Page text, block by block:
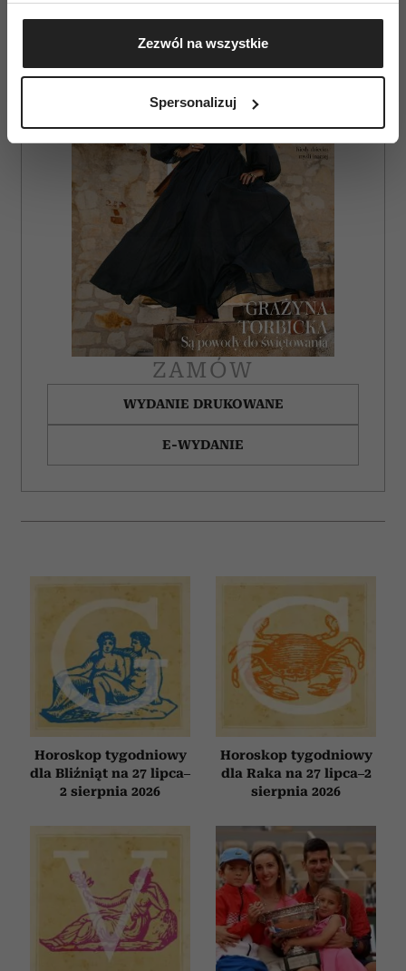
Gromadzić dane dotyczące Twojej lokalizacji
geograficznej z dokładnością nawet do kilku metrów
Identyfikować Twoje urządzenie, aktywnie
(fingerprinting, czyli wirtualny odcisk palca)
dane są przetwarzane oraz ustaw własne preferencje w
sekcji szczegółów
. W Deklaracji plików cookie możesz
zmienić lub wycofać swoją zgodę w dowolnej chwili.
Wykorzystujemy pliki cookie do spersonalizowania treści
i reklam, aby oferować funkcje społecznościowe i
analizować ruch w naszej witrynie. Informacje o tym, jak
korzystasz z naszej witryny, udostępniamy partnerom
społecznościowym, reklamowym i analitycznym.
Partnerzy mogą połączyć te informacje z innymi danymi
otrzymanymi od Ciebie lub uzyskanymi podczas
korzystania z ich usług.
Zezwól na wszystkie
Spersonalizuj
AUTOPROMOCJA
ZAMÓW
WYDANIE DRUKOWANE
E-WYDANIE
Horoskop tygodniowy
dla Bliźniąt na 27 lipca–
2 sierpnia 2026
Horoskop tygodniowy
dla Raka na 27 lipca–2
sierpnia 2026